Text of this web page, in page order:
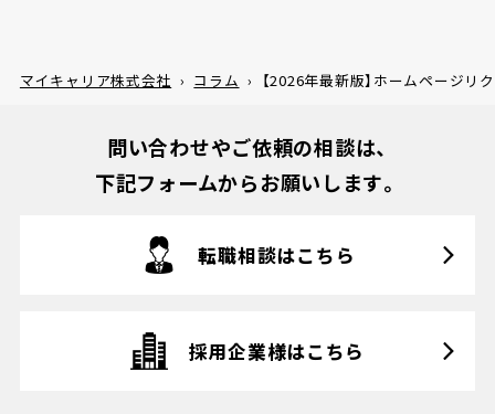
マイキャリア株式会社 › コラム › 【2026年最新版】ホームページ
問い合わせやご依頼の相談は、
下記フォームからお願いします。
転職相談はこちら
採用企業様はこちら